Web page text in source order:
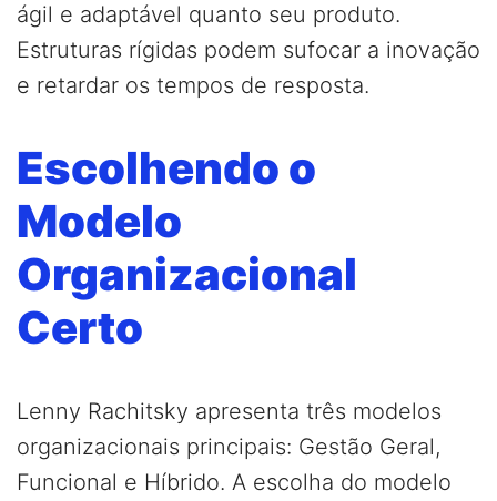
ágil e adaptável quanto seu produto.
Estruturas rígidas podem sufocar a inovação
e retardar os tempos de resposta.
Escolhendo o
Modelo
Organizacional
Certo
Lenny Rachitsky apresenta três modelos
organizacionais principais: Gestão Geral,
Funcional e Híbrido. A escolha do modelo